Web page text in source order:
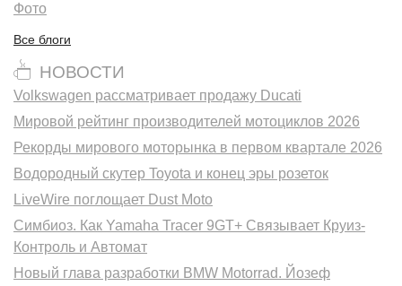
Фото
Все блоги
НОВОСТИ
Volkswagen рассматривает продажу Ducati
Мировой рейтинг производителей мотоциклов 2026
Рекорды мирового моторынка в первом квартале 2026
Водородный скутер Toyota и конец эры розеток
LiveWire поглощает Dust Moto
Симбиоз. Как Yamaha Tracer 9GT+ Связывает Круиз-
Контроль и Автомат
Новый глава разработки BMW Motorrad. Йозеф